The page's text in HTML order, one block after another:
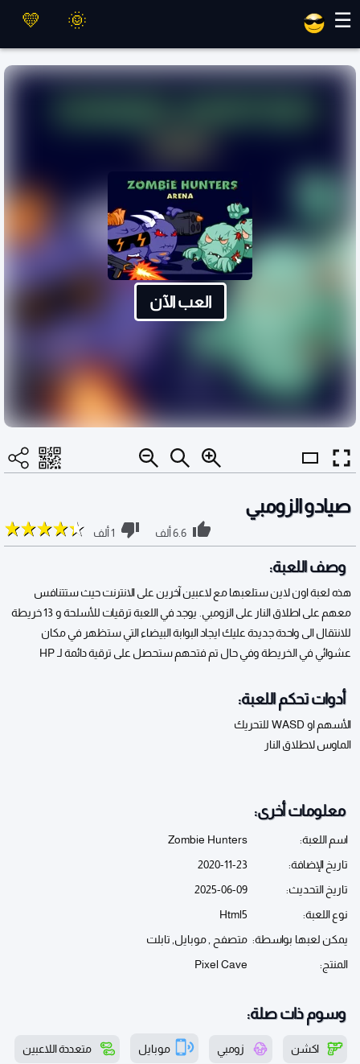
☰
العب الآن
صيادو الزومبي
6.6 ألف 1 ألف
وصف اللعبة:
هذه لعبة اون لاين ستلعبها مع لاعبين آخرين على الانترنت حيث ستتنافس
معهم على اطلاق النار على الزومبي. يوجد في اللعبة ترقيات للأسلحة و 13 خريطة
للانتقال الى واحدة جديدة عليك ايجاد البوابة البيضاء التي ستظهر في مكان
عشوائي في الخريطة وفي حال تم فتحهم ستحصل على ترقية دائمة لـ HP
أدوات تحكم اللعبة:
الأسهم او WASD للتحريك
الماوس لاطلاق النار
معلومات أخرى:
اسم اللعبة:
Zombie Hunters
تاريخ الإضافة:
2020-11-23
تاريخ التحديث:
2025-06-09
نوع اللعبة:
Html5
يمكن لعبها بواسطة: متصفح , موبايل, تابلت
المنتج:
Pixel Cave
وسوم ذات صلة:
اكشن زومبي موبايل متعددة اللاعبين